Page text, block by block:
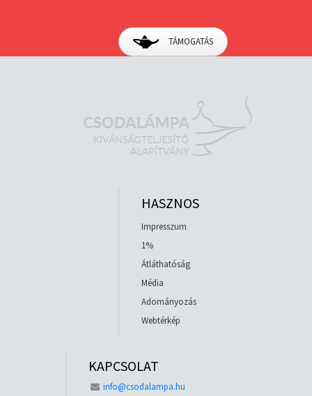
TÁMOGATÁS
HASZNOS
Impresszum
1%
Átláthatóság
Média
Adományozás
Webtérkép
KAPCSOLAT
info@csodalampa.hu